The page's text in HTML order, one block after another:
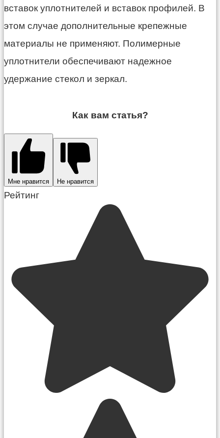
вставок уплотнителей и вставок профилей. В
этом случае дополнительные крепежные
материалы не применяют. Полимерные
уплотнители обеспечивают надежное
удержание стекол и зеркал.
Как вам статья?
Мне нравится Не нравится
Рейтинг